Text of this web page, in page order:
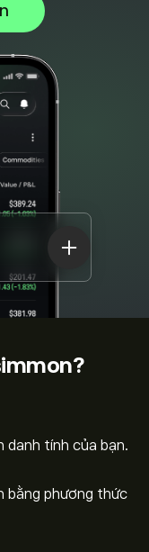
danh tính của bạn.
bằng phương thức